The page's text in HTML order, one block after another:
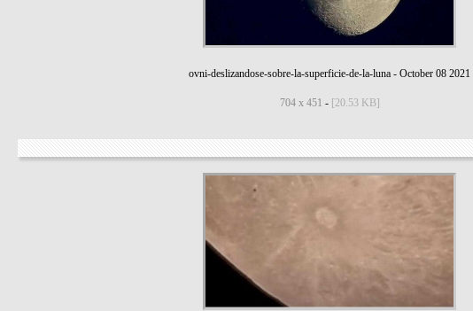
ovni-deslizandose-sobre-la-superficie-de-la-luna -October 08 2021
704 x 451 - [20.53 KB]